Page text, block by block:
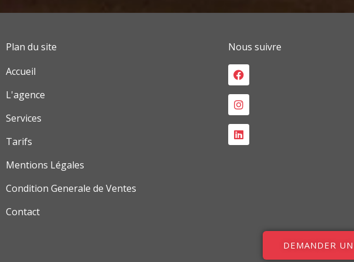
o i
Plan du site
Accueil
L'agence
Services
Tarifs
Mentions Légales
Condition Generale de Ventes
Contact
Nous suivre
Facebook
Instagram
Linkedin
DEMANDER